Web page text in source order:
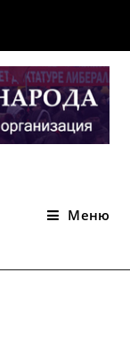
Меню